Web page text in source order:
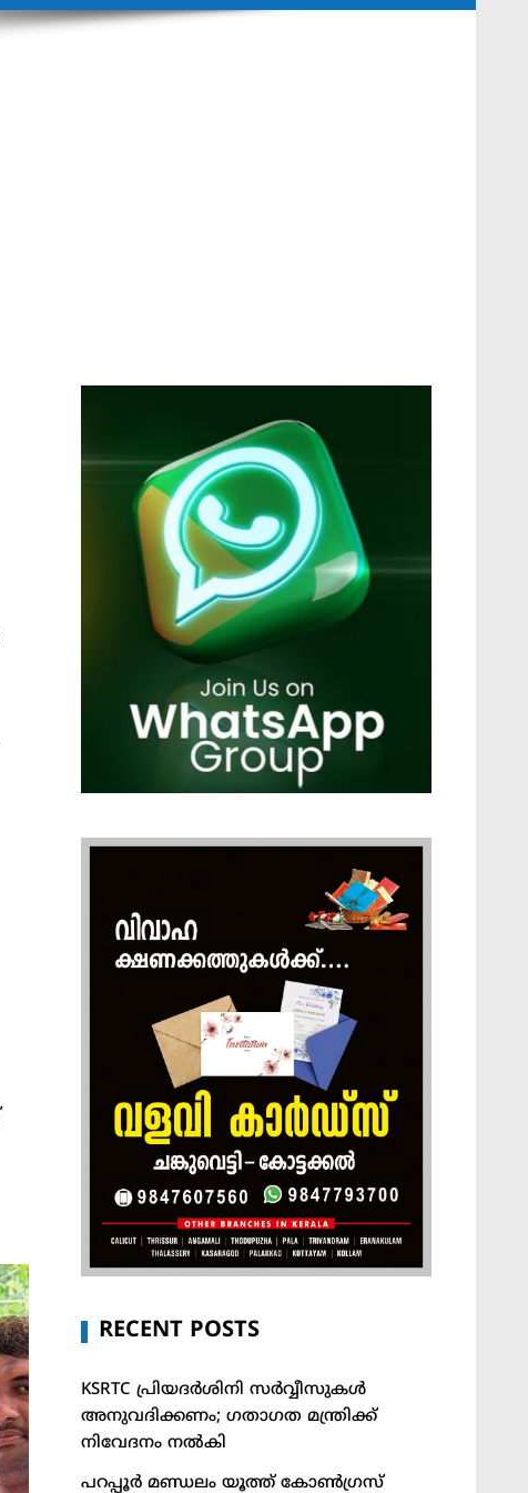
RECENT POSTS
KSRTC പ്രിയദർശിനി സർവ്വീസുകൾ
അനുവദിക്കണം; ഗതാഗത മന്ത്രിക്ക്
നിവേദനം നൽകി
പറപ്പൂർ മണ്ഡലം യൂത്ത് കോൺഗ്രസ്